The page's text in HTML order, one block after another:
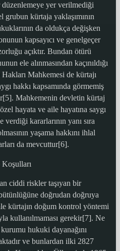
yer verilmediği
kürtaja yaklaşımının
da oldukça değişken
kapsayıcı ve genelgeçer
açıktır. Bundan ötürü
ele alınmasından kaçınıldığı
Mahkemesi de kürtajı
hakkı kapsamında görmemiş
Mahkemenin devletin kürtaj
hayata ve aile hayatına saygı
kararlarının yanı sıra
yaşama hakkını ihlal
da mevcuttur[6].
ciddi riskler taşıyan bir
doğrudan doğruya
kürtajın doğum kontrol yöntemi
kullanılmaması gerekir[7]. Ne
hukuki dayanağını
ve bunlardan ilki 2827